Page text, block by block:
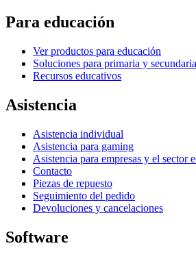
Para educación
Ver productos para educación
Soluciones para primaria y secundaria
Recursos educativos
Asistencia
Asistencia individual
Asistencia para gaming
Asistencia para empresas y el sector
Contacto
Piezas de repuesto
Seguimiento del pedido
Devoluciones y cancelaciones
Software